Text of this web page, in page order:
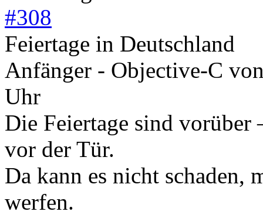
#308
Feiertage in Deutschland
Anfänger - Objective-C
Uhr
Die Feiertage sind vorüber
vor der Tür.
Da kann es nicht
werfen.